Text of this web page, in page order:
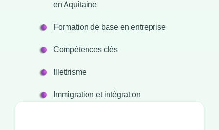
en Aquitaine
Formation de base en entreprise
Compétences clés
Illettrisme
Immigration et intégration